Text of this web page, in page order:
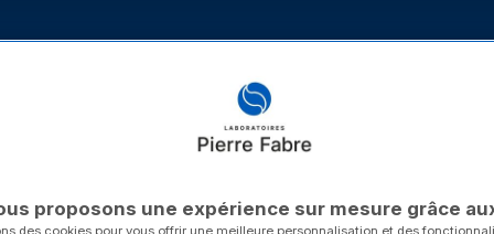
proposons une expérience sur mesure grâce
des cookies pour vous offrir une meilleure personnalisation et des